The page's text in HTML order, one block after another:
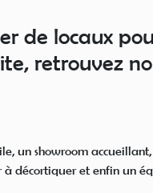
de locaux
retrouvez
un showroom
décortiquer et enfin un